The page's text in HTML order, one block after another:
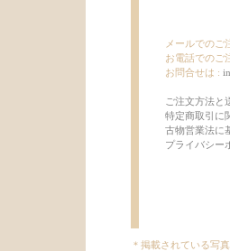
メールでのご
お電話でのご
お問合せは :
ご注文方法と
特定商取引に
古物営業法に
プライバシー
＊掲載されている写